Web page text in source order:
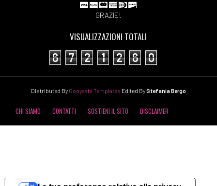
GRAZIE!
VISUALIZZAZIONI TOTALI
6 7 2 1 2 6 0
Distributed By Gooyaabi Templates Edited ByStefania Bergo
CHI SIAMO CONTATTI SOSTIENI IL SITO DISCLAIMER